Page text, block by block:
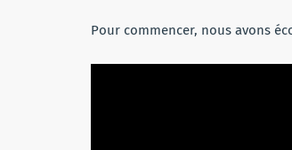
Pour commencer, nous avons